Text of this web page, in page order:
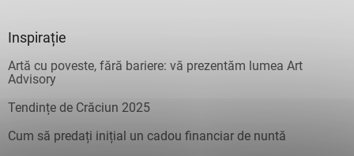
Inspirație
Artă cu poveste, fără bariere: vă prezentăm lumea Art
Advisory
Tendințe de Crăciun 2025
Cum să predați inițial un cadou financiar de nuntă